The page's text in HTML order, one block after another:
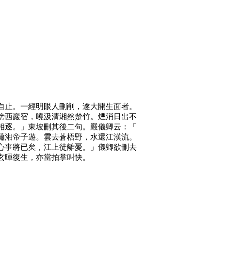
。一經明眼人刪削，遂大開生面者。
西巖宿，曉汲清湘然楚竹。煙消日出不
。」東坡刪其後二句。嚴儀卿云：「
帝子遊。雲去蒼梧野，水還江漢流。
事將已矣，江上徒離憂。」儀卿欲刪去
暉復生，亦當拍掌叫快。